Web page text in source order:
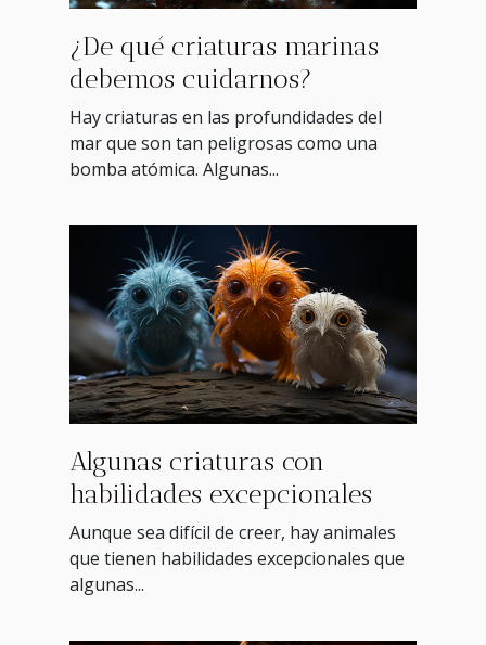
¿De qué criaturas marinas
debemos cuidarnos?
Hay criaturas en las profundidades del
mar que son tan peligrosas como una
bomba atómica. Algunas...
Algunas criaturas con
habilidades excepcionales
Aunque sea difícil de creer, hay animales
que tienen habilidades excepcionales que
algunas...